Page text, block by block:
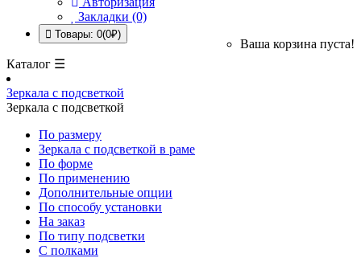
Закладки (0)
Товары: 0(0₽)
Ваша корзина пуста!
Каталог ☰
Зеркала с подсветкой
Зеркала с подсветкой
По размеру
Зеркала с подсветкой в раме
По форме
По применению
Дополнительные опции
По способу установки
На заказ
По типу подсветки
С полками